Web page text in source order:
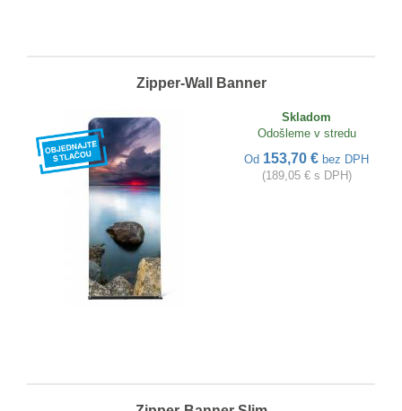
Zipper-Wall Banner
Skladom
Odošleme v stredu
Od 153,70 € bez DPH
(189,05 € s DPH)